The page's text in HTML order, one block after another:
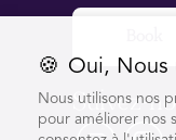
Suivez-
🍪 Oui, Nous
Nous utilisons nos
pour améliorer nos